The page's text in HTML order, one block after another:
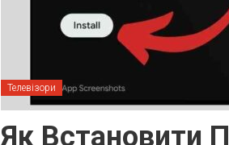
Телевізори
Як Встановити